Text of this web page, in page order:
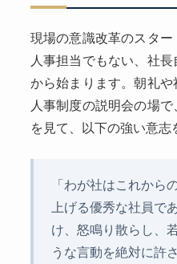
現場の意識改革のスタ
人事担当でもない、社
から始まります。朝礼
人事制度の説明会の場
を見て、以下の強い意志
「わが社はこれから
上げる優秀な社員で
け、怒鳴り散らし、
うな言動を絶対に許